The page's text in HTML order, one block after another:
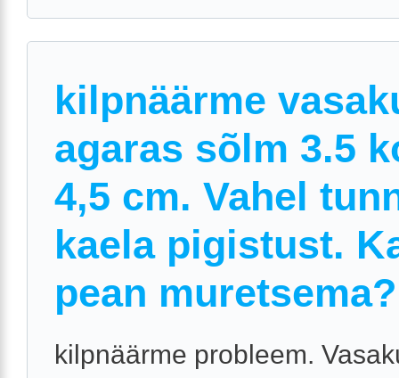
kilpnäärme
agaras sõlm 3.5
4,5 cm. Vahel
kaela pigistust.
pean muretsema?
kilpnäärme probleem.